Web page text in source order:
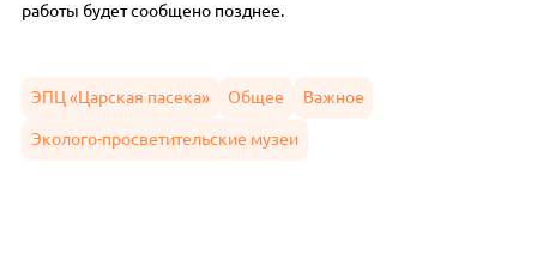
работы будет сообщено позднее.
ЭПЦ «Царская пасека» Общее Важное
Эколого-просветительские музеи